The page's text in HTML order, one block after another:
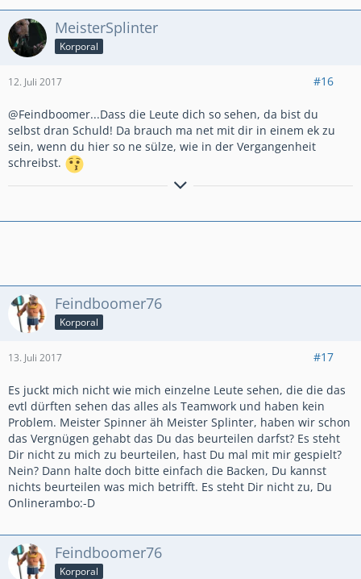
MeisterSplinter
Korporal
12. Juli 2017 #16
@Feindboomer...Dass die Leute dich so sehen, da bist du
selbst dran Schuld! Da brauch ma net mit dir in einem ek zu
sein, wenn du hier so ne sülze, wie in der Vergangenheit
schreibst.
-ZFFZ-
Feindboomer76
Korporal
13. Juli 2017 #17
Es juckt mich nicht wie mich einzelne Leute sehen, die die das
evtl dürften sehen das alles als Teamwork und haben kein
Problem. Meister Spinner äh Meister Splinter, haben wir schon
das Vergnügen gehabt das Du das beurteilen darfst? Es steht
Dir nicht zu mich zu beurteilen, hast Du mal mit mir gespielt?
Nein? Dann halte doch bitte einfach die Backen, Du kannst
nichts beurteilen was mich betrifft. Es steht Dir nicht zu, Du
Onlinerambo:-D
Feindboomer76
Korporal